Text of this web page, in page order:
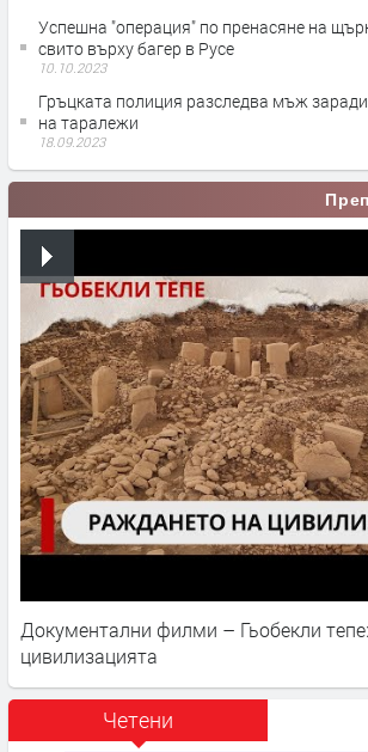
Успешна "операция" по пренасяне на
свито върху багер в Русе
10.10.2023
Гръцката полиция разследва мъж
на таралежи
18.09.2023
Документални филми – Гьобекли
цивилизацията
Четени